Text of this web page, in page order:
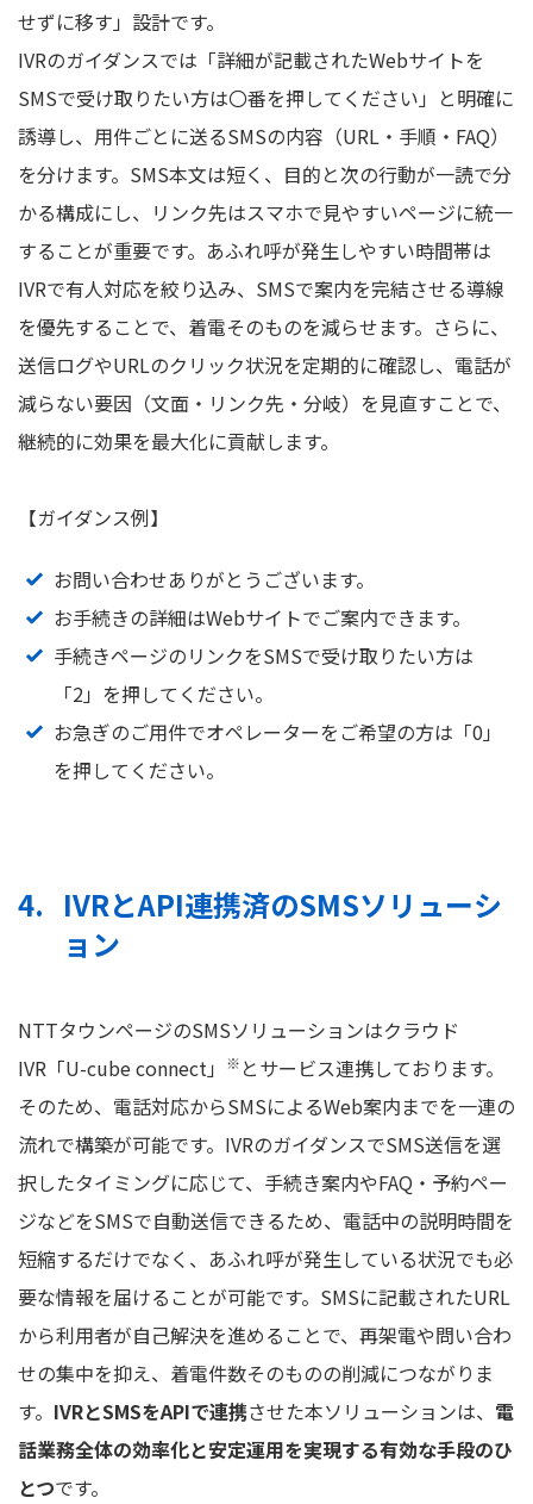
せずに移す」設計です。
IVRのガイダンスでは「詳細が記載されたWebサイトを
SMSで受け取りたい方は〇番を押してください」と明確に
誘導し、用件ごとに送るSMSの内容（URL・手順・FAQ）
を分けます。SMS本文は短く、目的と次の行動が一読で分
かる構成にし、リンク先はスマホで見やすいページに統一
することが重要です。あふれ呼が発生しやすい時間帯は
IVRで有人対応を絞り込み、SMSで案内を完結させる導線
を優先することで、着電そのものを減らせます。さらに、
送信ログやURLのクリック状況を定期的に確認し、電話が
減らない要因（文面・リンク先・分岐）を見直すことで、
継続的に効果を最大化に貢献します。
【ガイダンス例】
お問い合わせありがとうございます。
お手続きの詳細はWebサイトでご案内できます。
手続きページのリンクをSMSで受け取りたい方は
「2」を押してください。
お急ぎのご用件でオペレーターをご希望の方は「0」
を押してください。
IVRとAPI連携済のSMSソリューシ
ョン
NTTタウンページのSMSソリューションはクラウド
IVR「U-cube connect」
※ とサービス連携しております。
そのため、電話対応からSMSによるWeb案内までを一連の
流れで構築が可能です。IVRのガイダンスでSMS送信を選
択したタイミングに応じて、手続き案内やFAQ・予約ペー
ジなどをSMSで自動送信できるため、電話中の説明時間を
短縮するだけでなく、あふれ呼が発生している状況でも必
要な情報を届けることが可能です。SMSに記載されたURL
から利用者が自己解決を進めることで、再架電や問い合わ
せの集中を抑え、着電件数そのものの削減につながりま
す。 IVRとSMSをAPIで連携させた本ソリューションは、 電
話業務全体の効率化と安定運用を実現する有効な手段のひ
とつです。